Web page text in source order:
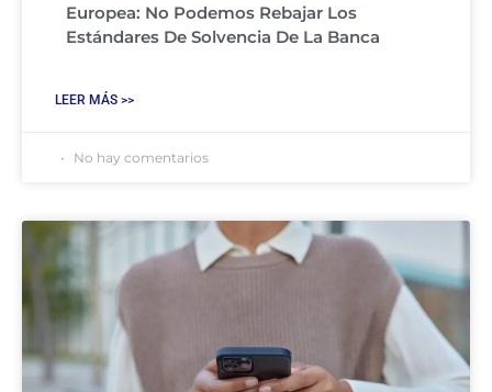
Europea: No Podemos Rebajar Los
Estándares De Solvencia De La Banca
LEER MÁS >>
No hay comentarios